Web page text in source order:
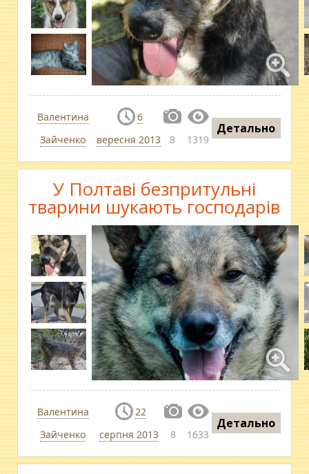
Валентина
Зайченко
6
вересня 2013
8 1319
Детально
У Полтаві безпритульні
тварини шукають господарів
Валентина
Зайченко
22
серпня 2013
8 1633
Детально